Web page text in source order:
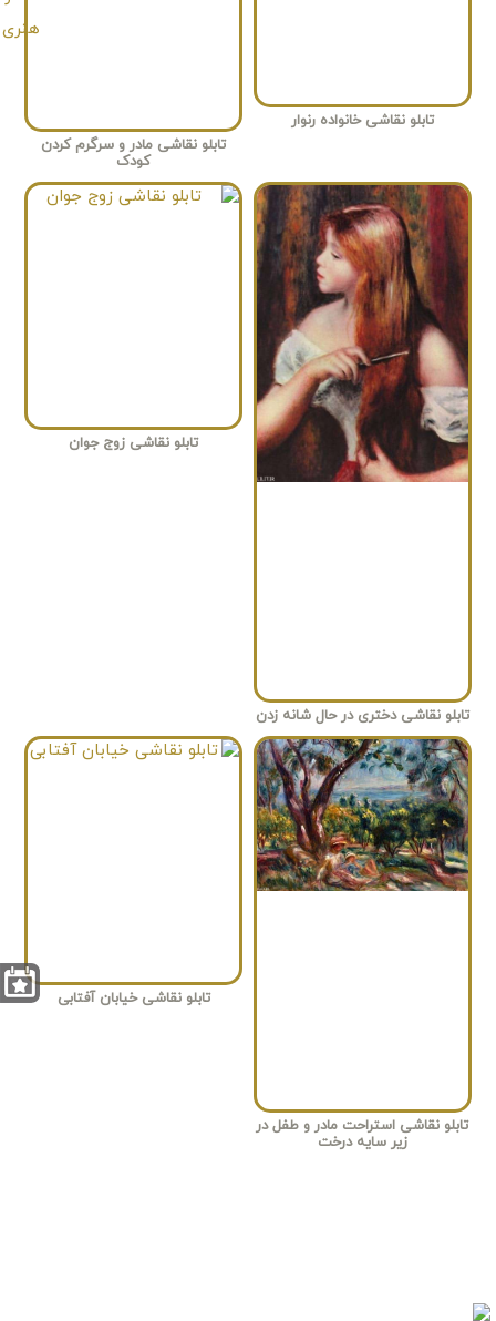
تابلو نقاشی خانواده رنوار
تابلو نقاشی مادر و سرگرم کردن
کودک
تابلو نقاشی دختری در حال شانه زدن
تابلو نقاشی زوج جوان
تابلو نقاشی استراحت مادر و طفل در
زیر سایه درخت
تابلو نقاشی خیابان آفتابی